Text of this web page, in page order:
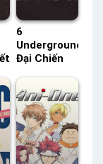
6
Underground:
Đại Chiến
Ngầm
Netflix
Lồng Tiếng
– Status:
HD Lồng
Tiếng